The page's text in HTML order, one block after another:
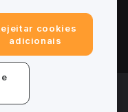
reservados.
cookies
adicionais